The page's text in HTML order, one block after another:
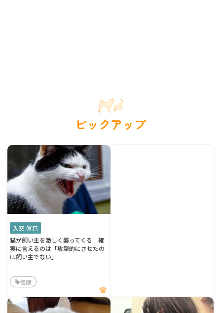
ピックアップ
入交 眞巳
猫が飼い主を激しく襲ってくる 確
実に言えるのは「攻撃的にさせたの
は飼い主でない」
健康